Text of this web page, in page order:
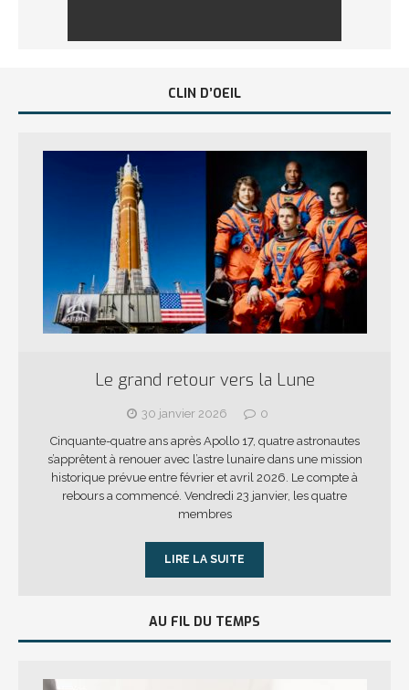
CLIN D’OEIL
Le grand retour vers la Lune
30 janvier 2026
0
Cinquante-quatre ans après Apollo 17, quatre astronautes
s’apprêtent à renouer avec l’astre lunaire dans une mission
historique prévue entre février et avril 2026. Le compte à
rebours a commencé. Vendredi 23 janvier, les quatre
membres
LIRE LA SUITE
AU FIL DU TEMPS